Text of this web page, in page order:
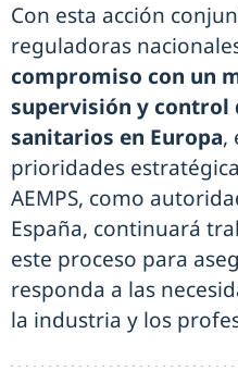
Con esta acción
reguladoras
compromiso con un
supervisión y control
sanitarios en Europa,
prioridades
AEMPS, como
España, continuará
este proceso para
responda a las
la industria y los